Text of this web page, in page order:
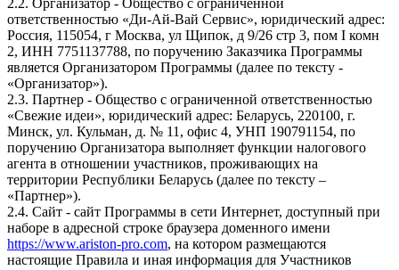
ответственностью «Ди-Ай-Вай Сервис», юридический адрес:
Россия, 115054, г Москва, ул Щипок, д 9/26 стр 3, пом I комн
2, ИНН 7751137788, по поручению Заказчика Программы
является Организатором Программы (далее по тексту -
«Организатор»).
2.3. Партнер - Общество с ограниченной ответственностью
«Свежие идеи», юридический адрес: Беларусь, 220100, г.
Минск, ул. Кульман, д. № 11, офис 4, УНП 190791154, по
поручению Организатора выполняет функции налогового
агента в отношении участников, проживающих на
территории Республики Беларусь (далее по тексту –
«Партнер»).
2.4. Сайт - сайт Программы в сети Интернет, доступный при
наборе в адресной строке браузера доменного имени
https://www.ariston-pro.com, на котором размещаются
настоящие Правила и иная информация для Участников